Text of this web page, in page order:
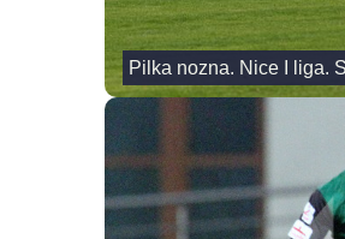
Pilka nozna. Nice I liga.